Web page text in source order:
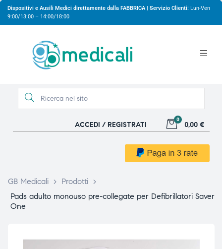
Dispositivi e Ausili Medici direttamente dalla FABBRICA | Servizio Clienti: Lun-Ven
9:00/13:00 – 14:00/18:00
ACCEDI / REGISTRATI
0
0,00 €
GB Medicali > Prodotti
>
Pads adulto monouso pre-collegate per Defibrillatori Saver
One